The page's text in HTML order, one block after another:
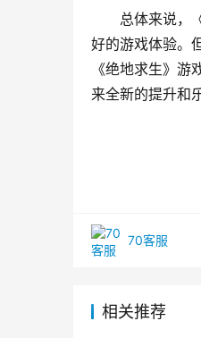
总体来说，
好的游戏体验。
《绝地求生》
来全新的提升和
70客服
相关推荐